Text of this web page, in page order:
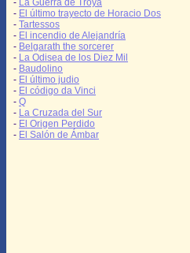
- La Guerra de Troya
- El último trayecto de Horacio Dos
- Tartessos
- El incendio de Alejandría
- Belgarath the sorcerer
- La Odisea de los Diez Mil
- Baudolino
- El último judio
- El código da Vinci
- Q
- La Cruzada del Sur
- El Origen Perdido
- El Salón de Ámbar